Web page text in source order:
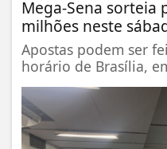
Mega-Sena sorteia
milhões neste
Apostas podem ser
horário de Brasília,